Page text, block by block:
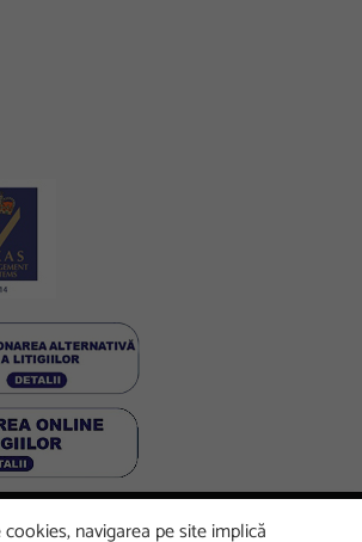
FacebookLinkedInInstagramYoutube
navigarea pe site implică